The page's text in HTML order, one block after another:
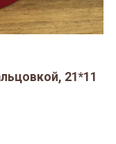
21*11